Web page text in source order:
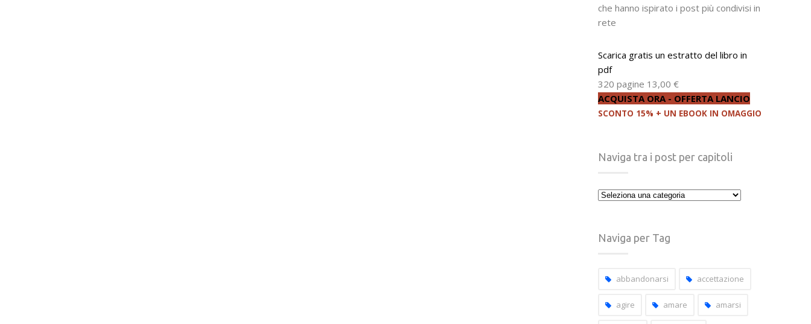
che hanno ispirato i post più condivisi in
rete
Scarica gratis un estratto del libro in
pdf
320 pagine 13,00 €
ACQUISTA ORA - OFFERTA LANCIO
SCONTO 15% + UN EBOOK IN OMAGGIO
Naviga tra i post per capitoli
Naviga
post
Naviga per Tag
abbandonarsi accettazione
agire amare amarsi